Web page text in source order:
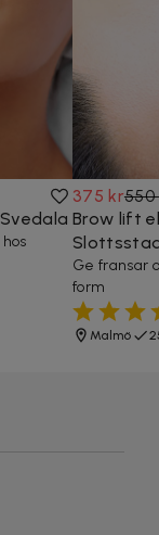
375 kr550
Brow lift
Ge fransar
form
Malmö